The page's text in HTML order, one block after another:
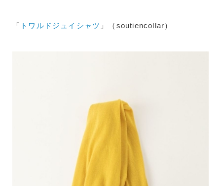
「 トワルドジュイシャツ 」（soutiencollar）